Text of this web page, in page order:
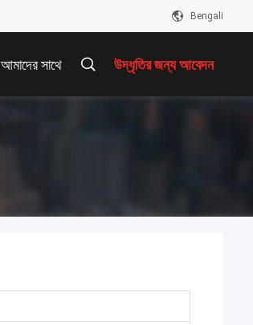
Bengali
আমাদের সাথে উদ্ধৃতির জন্য আবেদন